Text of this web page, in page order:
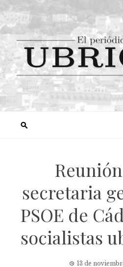
secretaria
PSOE de
socialistas
13 de